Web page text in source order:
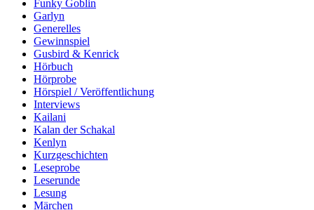
Funky Goblin
Garlyn
Generelles
Gewinnspiel
Gusbird & Kenrick
Hörbuch
Hörprobe
Hörspiel / Veröffentlichung
Interviews
Kailani
Kalan der Schakal
Kenlyn
Kurzgeschichten
Leseprobe
Leserunde
Lesung
Märchen